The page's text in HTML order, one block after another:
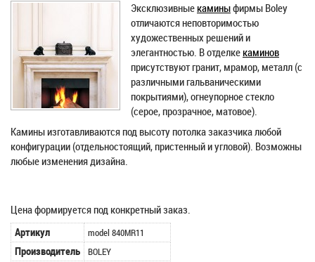
Эксклюзивные каминыфирмы Boley
отличаются неповторимостью
художественных решений и
элегантностью. В отделке каминов
присутствуют гранит, мрамор, металл (с
различными гальваническими
покрытиями), огнеупорное стекло
(серое, прозрачное, матовое).
Камины изготавливаются под высоту потолка заказчика любой
конфигурации (отдельностоящий, пристенный и угловой). Возможны
любые изменения дизайна.
Цена формируется под конкретный заказ.
Артикул
model 840MR11
Производитель BOLEY